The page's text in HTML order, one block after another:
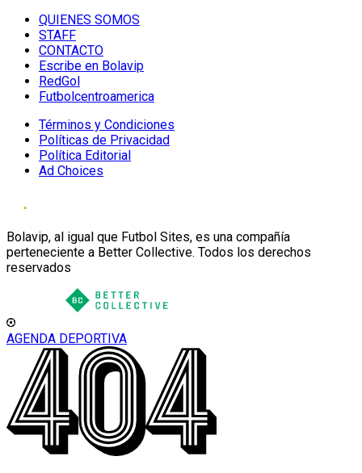
QUIENES SOMOS
STAFF
CONTACTO
Escribe en Bolavip
RedGol
Futbolcentroamerica
Términos y Condiciones
Políticas de Privacidad
Política Editorial
Ad Choices
Bolavip, al igual que Futbol Sites, es una compañía
perteneciente a Better Collective. Todos los derechos
reservados
AGENDA DEPORTIVA